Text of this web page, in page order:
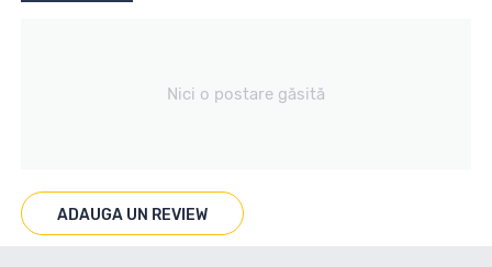
Marcat M+S
Nici o postare găsită
ADAUGA UN REVIEW